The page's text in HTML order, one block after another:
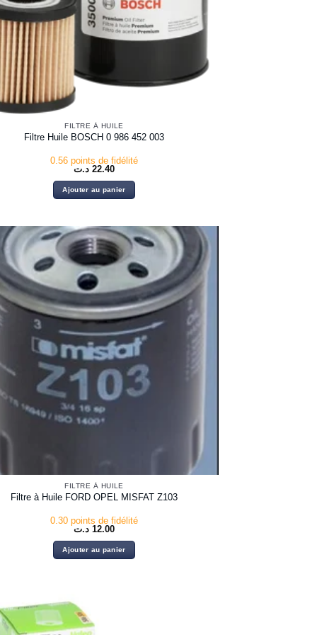
FILTRE À HUILE
Filtre Huile BOSCH 0 986 452 003
0.56 points de fidélité
22.40 د.ت
Ajouter au panier
FILTRE À HUILE
Filtre à Huile FORD OPEL MISFAT Z103
0.30 points de fidélité
12.00 د.ت
Ajouter au panier